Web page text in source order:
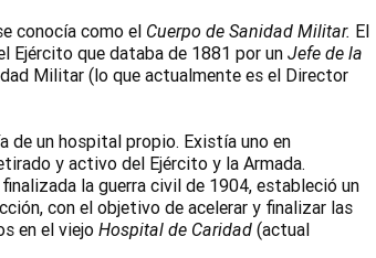
conocía como el Cuerpo de Sanidad Militar. El
Ejército que databa de 1881 por un Jefe de la
Militar (lo que actualmente es el Director
de un hospital propio. Existía uno en
y activo del Ejército y la Armada.
la guerra civil de 1904, estableció un
con el objetivo de acelerar y finalizar las
en el viejo Hospital de Caridad (actual